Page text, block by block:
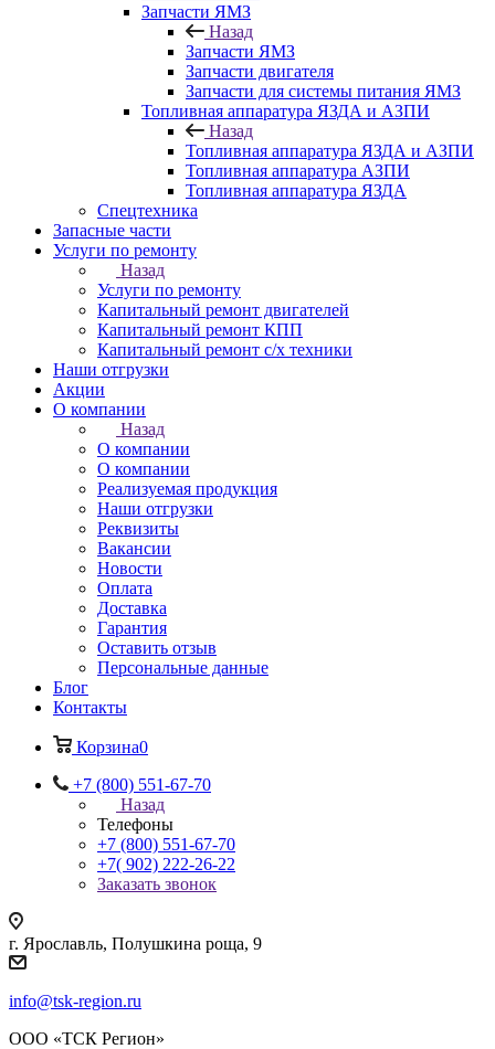
Запчасти ЯМЗ
Назад
Запчасти ЯМЗ
Запчасти двигателя
Запчасти для системы питания ЯМЗ
Топливная аппаратура ЯЗДА и АЗПИ
Назад
Топливная аппаратура ЯЗДА и АЗПИ
Топливная аппаратура АЗПИ
Топливная аппаратура ЯЗДА
Спецтехника
Запасные части
Услуги по ремонту
Назад
Услуги по ремонту
Капитальный ремонт двигателей
Капитальный ремонт КПП
Капитальный ремонт с/х техники
Наши отгрузки
Акции
О компании
Назад
О компании
О компании
Реализуемая продукция
Наши отгрузки
Реквизиты
Вакансии
Новости
Оплата
Доставка
Гарантия
Оставить отзыв
Персональные данные
Блог
Контакты
Корзина0
+7 (800) 551-67-70
Назад
Телефоны
+7 (800) 551-67-70
+7( 902) 222-26-22
Заказать звонок
г. Ярославль, Полушкина роща, 9
info@tsk-region.ru
ООО «ТСК Регион»